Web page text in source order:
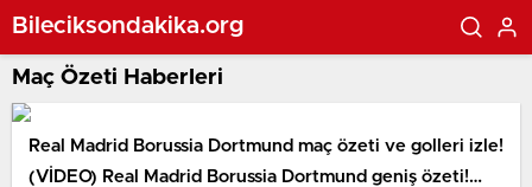
Bileciksondakika.org
Maç Özeti Haberleri
Real Madrid Borussia Dortmund maç özeti ve golleri izle!
(VİDEO) Real Madrid Borussia Dortmund geniş özeti!